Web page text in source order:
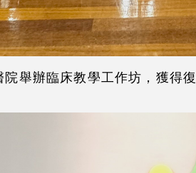
舉辦臨床教學工作坊，獲得